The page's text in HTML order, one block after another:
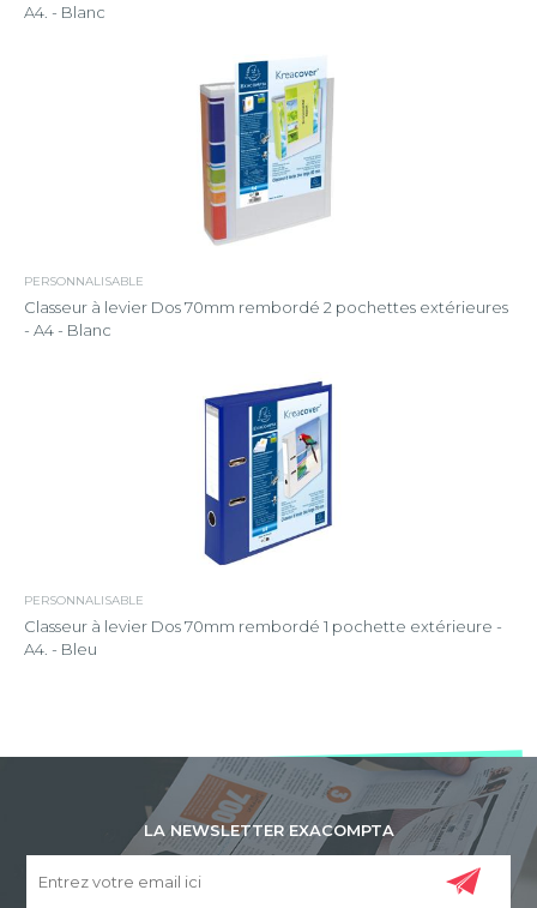
A4. - Blanc
PERSONNALISABLE
Classeur à levier Dos 70mm rembordé 2 pochettes extérieures
- A4 - Blanc
PERSONNALISABLE
Classeur à levier Dos 70mm rembordé 1 pochette extérieure -
A4. - Bleu
LA NEWSLETTER EXACOMPTA